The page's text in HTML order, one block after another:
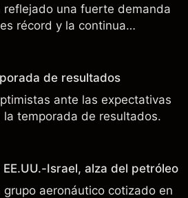
una fuerte demanda
récord y la continua
de EE.UU. que
de resultados
ante las expectativas
temporada de resultados.
Israel, alza del petróleo
aeronáutico cotizado en